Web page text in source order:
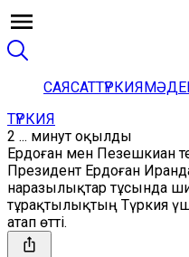
САЯСАТТҮРКИЯ
ТҮРКИЯ
2 ... минут оқылды
Ердоған мен Пезешкиан
Президент Ердоған
наразылықтар тұсында
тұрақтылықтың Түркия
атап өтті.